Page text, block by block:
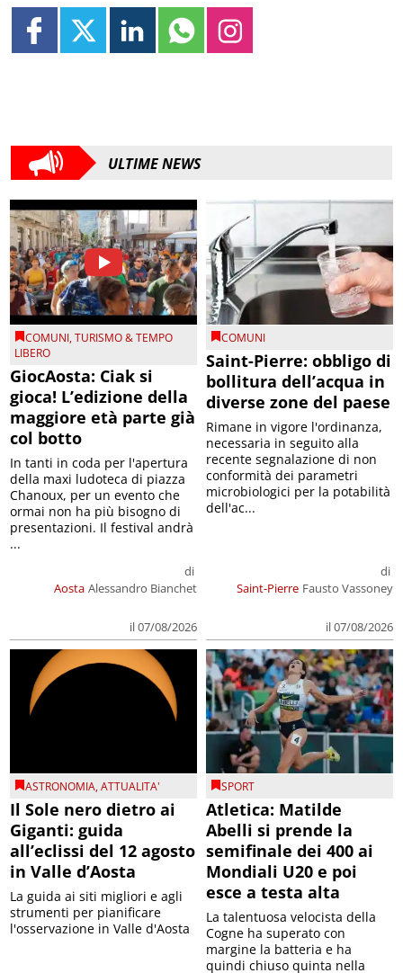
ULTIME NEWS
COMUNI,TURISMO & TEMPO
LIBERO
GiocAosta: Ciak si
gioca! L’edizione della
maggiore età parte già
col botto
Aosta
di
Alessandro Bianchet
il 07/08/2026
In tanti in coda per l'apertura
della maxi ludoteca di piazza
Chanoux, per un evento che
ormai non ha più bisogno di
presentazioni. Il festival andrà
...
COMUNI
Saint-Pierre: obbligo di
bollitura dell’acqua in
diverse zone del paese
Saint-Pierre
di
Fausto Vassoney
il 07/08/2026
Rimane in vigore l'ordinanza,
necessaria in seguito alla
recente segnalazione di non
conformità dei parametri
microbiologici per la potabilità
dell'ac...
ASTRONOMIA,ATTUALITA'
Il Sole nero dietro ai
Giganti: guida
all’eclissi del 12 agosto
in Valle d’Aosta
La guida ai siti migliori e agli
strumenti per pianificare
l'osservazione in Valle d'Aosta
SPORT
Atletica: Matilde
Abelli si prende la
semifinale dei 400 ai
Mondiali U20 e poi
esce a testa alta
La talentuosa velocista della
Cogne ha superato con
margine la batteria e ha
quindi chiuso quinta nella